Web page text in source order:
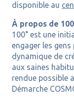
disponible au
À propos de
100° est une
engager les
dynamique de
aux saines
rendue possible
Démarche